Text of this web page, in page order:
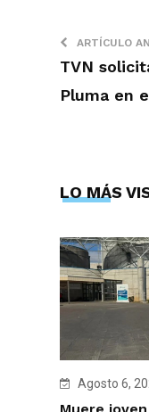
ARTÍCULO
TVN
Pluma en
LO MÁS
Agosto 6,